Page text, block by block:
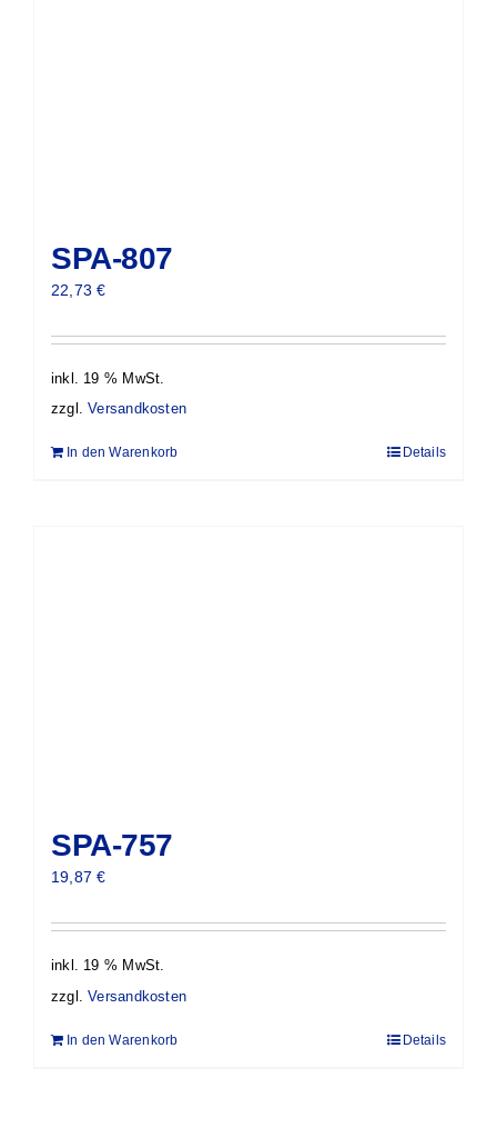
SPA-807
22,73€
inkl. 19 % MwSt.
zzgl.Versandkosten
In den Warenkorb Details
SPA-757
19,87€
inkl. 19 % MwSt.
zzgl.Versandkosten
In den Warenkorb Details